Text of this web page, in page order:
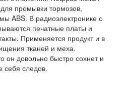
промывки тормозов,
ABS. В радиоэлектронике с
печатные платы и
Применяется продукт и в
тканей и меха.
он довольно быстро сохнет и
себя следов.